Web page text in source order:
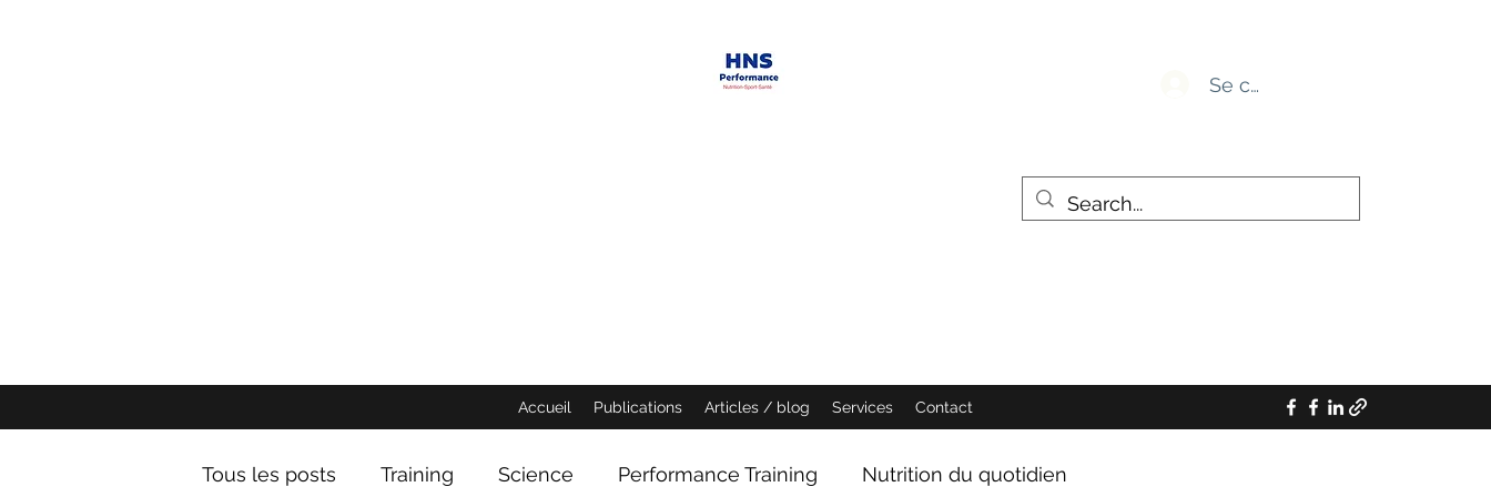
Se connecter
Accueil Publications Articles / blog Services Contact
Tous les posts Training Science Performance Training Nutrition du quotidien